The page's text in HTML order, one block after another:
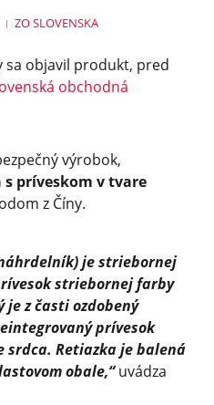
ZO SLOVENSKA
sa objavil produkt, pred
obchodná
výrobok,
s príveskom v tvare
z Číny.
je striebornej
striebornej farby
je z časti ozdobený
prívesok
Retiazka je balená
obale,“uvádza